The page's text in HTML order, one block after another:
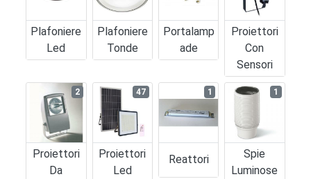
Plafoniere
Led
Plafoniere
Tonde
Portalamp
Ade
Proiettori
Con
Sensori
Proiettori
Da
2
Proiettori
Led
47
Reattori
1
Spie
Luminose
1